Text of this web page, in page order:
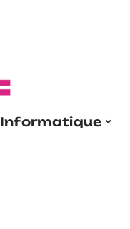
Informatique